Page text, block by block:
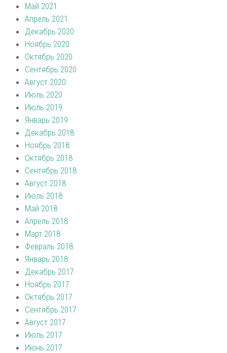
Май 2021
Апрель 2021
Декабрь 2020
Ноябрь 2020
Октябрь 2020
Сентябрь 2020
Август 2020
Июль 2020
Июль 2019
Январь 2019
Декабрь 2018
Ноябрь 2018
Октябрь 2018
Сентябрь 2018
Август 2018
Июль 2018
Май 2018
Апрель 2018
Март 2018
Февраль 2018
Январь 2018
Декабрь 2017
Ноябрь 2017
Октябрь 2017
Сентябрь 2017
Август 2017
Июль 2017
Июнь 2017